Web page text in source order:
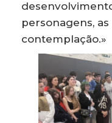
personagens,
contemplação.»